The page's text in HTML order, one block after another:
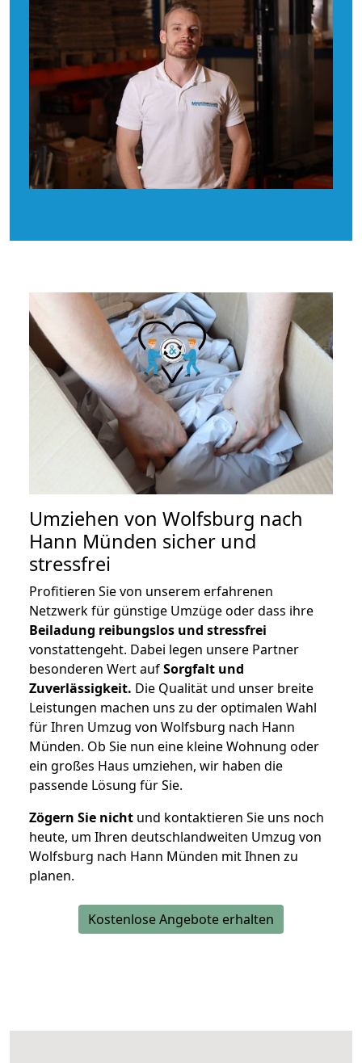
Umziehen von Wolfsburg nach
Hann Münden sicher und
stressfrei
Profitieren Sie von unserem erfahrenen
Netzwerk für günstige Umzüge oder dass ihre
Beiladung reibungslos und stressfrei
vonstattengeht. Dabei legen unsere Partner
besonderen Wert aufSorgfalt und
Zuverlässigkeit. Die Qualität und unser breite
Leistungen machen uns zu der optimalen Wahl
für Ihren Umzug von Wolfsburg nach Hann
Münden. Ob Sie nun eine kleine Wohnung oder
ein großes Haus umziehen, wir haben die
passende Lösung für Sie.
Zögern Sie nicht und kontaktieren Sie uns noch
heute, um Ihren deutschlandweiten Umzug von
Wolfsburg nach Hann Münden mit Ihnen zu
planen.
Kostenlose Angebote erhalten